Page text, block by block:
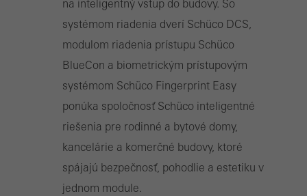
na inteligentný vstup do budovy. So
systémom riadenia dverí Schüco DCS,
modulom riadenia prístupu Schüco
BlueCon a biometrickým prístupovým
systémom Schüco Fingerprint Easy
ponúka spoločnosť Schüco inteligentné
riešenia pre rodinné a bytové domy,
kancelárie a komerčné budovy, ktoré
spájajú bezpečnosť, pohodlie a estetiku v
jednom module.